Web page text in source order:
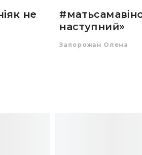
не
наступний»
Запорожан Олена